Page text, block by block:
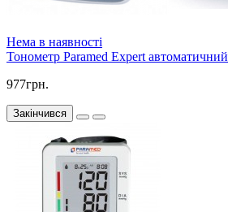
Нема в наявності
Тонометр Paramed Expert автоматичний
977грн.
Закінчився